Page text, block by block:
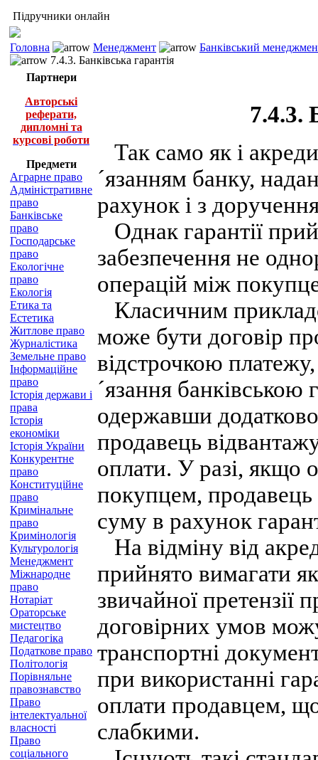
Підручники онлайн
Головна Менеджмент
Банківський
7.4.3. Банківська гарантія
Партнери
Авторські
реферати,
дипломні та
курсові роботи
Предмети
Аграрне право
Адміністративне
право
Банківське
право
Господарське
право
Екологічне
право
Екологія
Етика та
Естетика
Житлове право
Журналістика
Земельне право
Інформаційне
право
Історія держави і
права
Історія
економіки
Історія України
Конкурентне
право
Конституційне
право
Кримінальне
право
Кримінологія
Культурологія
Менеджмент
Міжнародне
право
Нотаріат
Ораторське
мистецтво
Педагогіка
Податкове право
Політологія
Порівняльне
правознавство
Право
інтелектуальної
власності
Право
соціального
7.4.3.
Так само як і
´язанням банку,
рахунок і з
Однак гарантії
забезпечення не
операцій між
Класичним
може бути договір
відстрочкою
´язання
одержавши
продавець
оплати. У разі, якщо
покупцем,
суму в рахунок
На відміну від
прийнято вимагати
звичайної претензії
договірних умов
транспортні
при використанні
оплати продавцем,
слабкими.